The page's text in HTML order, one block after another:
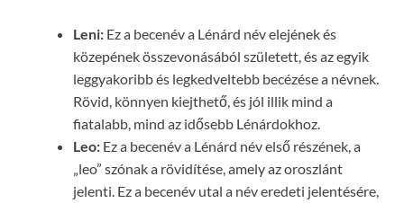
Leni: Ez a becenév a Lénárd név elejének és
közepének összevonásából született, és az egyik
leggyakoribb és legkedveltebb becézése a névnek.
Rövid, könnyen kiejthető, és jól illik mind a
fiatalabb, mind az idősebb Lénárdokhoz.
Leo: Ez a becenév a Lénárd név első részének, a
„leo” szónak a rövidítése, amely az oroszlánt
jelenti. Ez a becenév utal a név eredeti jelentésére,